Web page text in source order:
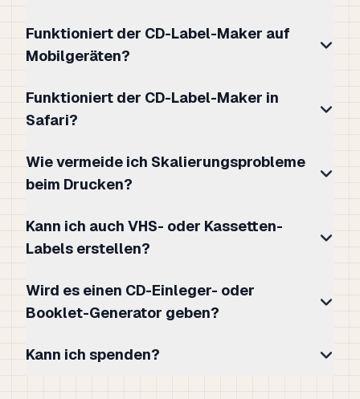
Funktioniert der CD-Label-Maker auf
Mobilgeräten?
Funktioniert der CD-Label-Maker in
Safari?
Wie vermeide ich Skalierungsprobleme
beim Drucken?
Kann ich auch VHS- oder Kassetten-
Labels erstellen?
Wird es einen CD-Einleger- oder
Booklet-Generator geben?
Kann ich spenden?